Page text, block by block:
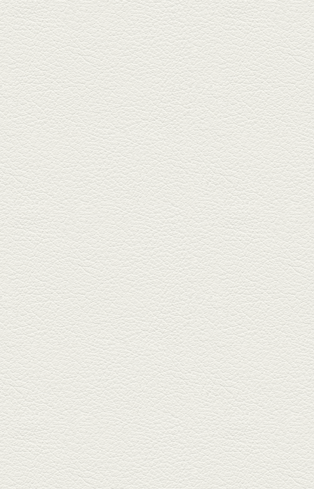
食堂いしばしさん家』は、賑や
かでお...
2026年1月30日放送
焼き餃子＆海老チリ
栄通りの路地奥、隠れ家的な店
『富富飯店 新市街酒家』へ。２
階に...
2026年1月9日放送
酢だこ＆焼ぎょうざ
健軍で人吉の有名店のぎょうざ
を！『松龍軒健軍店』で、味わ
いの刻...
2025年12月19日放送
おばんざい三種盛＆麻婆
豆腐
東区月出『中華酒場アガレヤ』
は、スパイスが効いた一味違う
中華が...
2025年11月28日放送
ごま鯛＆牛すじ大根
名店揃いの並木坂ドルハウスビ
ルに今年生まれた新たな名店、
『家庭...
2025年11月7日放送
贅沢馬刺し盛合せ＆極上
馬肉しゃぶしゃぶ
籠町通り『熊本郷土料理 酒ト肴
もなか』で熊本県産の馬肉料理
を！...